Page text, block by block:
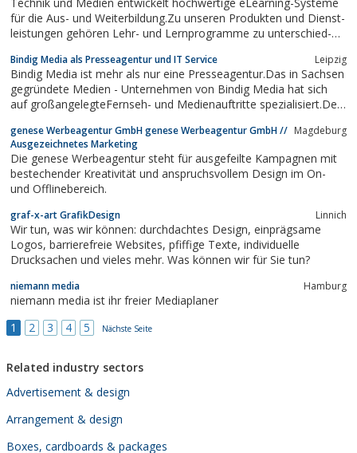
Unternehmensberatung und der...
für die Aus- und Weiterbildung.Zu unseren Produkten und Dienst­
leistungen gehören Lehr- und Lernprogramme zu unterschied­
Konfiguration der Open Source Lernplattform Moodle.Darüber
hinaus...
Bindig Media als Presseagentur und IT Service Leipzig
Bindig Media ist mehr als nur eine Presseagentur.Das in Sachsen
gegründete Medien - Unternehmen von Bindig Media hat sich
auf großangelegteFernseh- und Medienauftritte spezialisiert.Der
Funktionen an die Firma abzugeben.
genese Werbeagentur GmbH genese Werbeagentur GmbH //
Ausgezeichnetes Marketing
Magdeburg
Die genese Werbeagentur steht für ausgefeilte Kampagnen mit
bestechender Kreativität und anspruchsvollem Design im On-
und Offlinebereich.
graf-x-art GrafikDesign Linnich
Wir tun, was wir können: durchdachtes Design, einprägsame
Logos, barrierefreie Websites, pfiffige Texte, individuelle
Drucksachen und vieles mehr. Was können wir für Sie tun?
niemann media Hamburg
niemann media ist ihr freier Mediaplaner
1
2 3 4 5 Nächste Seite
Related industry sectors
Advertisement & design
Arrangement & design
Boxes, cardboards & packages